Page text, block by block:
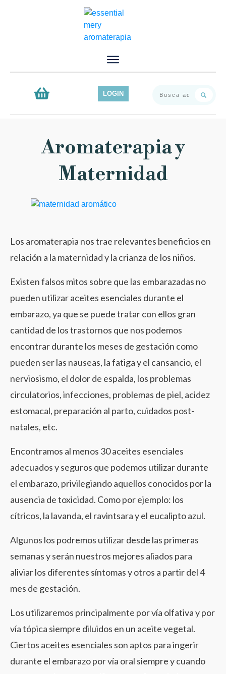
ContactoLOGIN
Aromaterapia y
Maternidad
Los aromaterapia nos trae relevantes beneficios en
relación a la maternidad y la crianza de los niños.
Existen falsos mitos sobre que las embarazadas no
pueden utilizar aceites esenciales durante el
embarazo, ya que se puede tratar con ellos gran
cantidad de los trastornos que nos podemos
encontrar durante los meses de gestación como
pueden ser las nauseas, la fatiga y el cansancio, el
nerviosismo, el dolor de espalda, los problemas
circulatorios, infecciones, problemas de piel, acidez
estomacal, preparación al parto, cuidados post-
natales, etc.
Encontramos al menos 30 aceites esenciales
adecuados y seguros que podemos utilizar durante
el embarazo, privilegiando aquellos conocidos por la
ausencia de toxicidad. Como por ejemplo: los
cítricos, la lavanda, el ravintsara y el eucalipto azul.
Algunos los podremos utilizar desde las primeras
semanas y serán nuestros mejores aliados para
aliviar los diferentes síntomas y otros a partir del 4
mes de gestación.
Los utilizaremos principalmente por vía olfativa y por
vía tópica siempre diluidos en un aceite vegetal.
Ciertos aceites esenciales son aptos para ingerir
durante el embarazo por vía oral siempre y cuando